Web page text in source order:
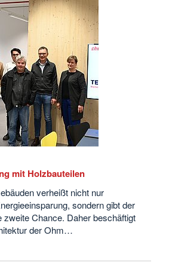
mit Holzbauteilen
verheißt nicht nur
sondern gibt der
zweite Chance. Daher beschäftigt
der Ohm…